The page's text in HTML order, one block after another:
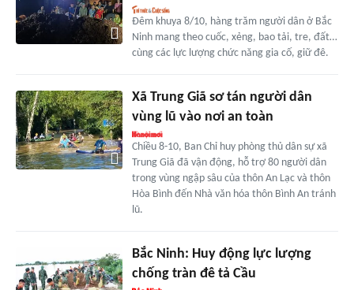
Đêm khuya 8/10, hàng trăm người dân ở Bắc
Ninh mang theo cuốc, xẻng, bao tải, tre, đất…
cùng các lực lượng chức năng gia cố, giữ đê.
Xã Trung Giã sơ tán người dân
vùng lũ vào nơi an toàn
Chiều 8-10, Ban Chỉ huy phòng thủ dân sự xã
Trung Giã đã vận động, hỗ trợ 80 người dân
trong vùng ngập sâu của thôn An Lạc và thôn
Hòa Bình đến Nhà văn hóa thôn Bình An tránh
lũ.
Bắc Ninh: Huy động lực lượng
chống tràn đê tả Cầu